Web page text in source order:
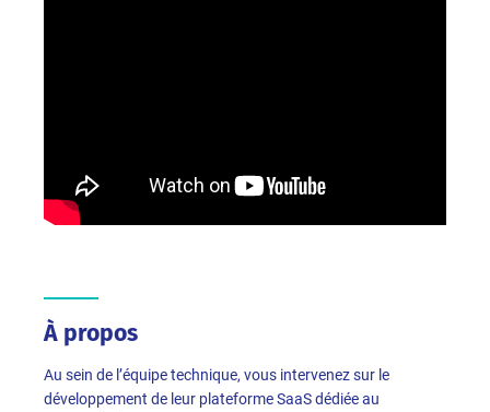
À propos
Au sein de l’équipe technique, vous intervenez sur le
développement de leur plateforme SaaS dédiée au